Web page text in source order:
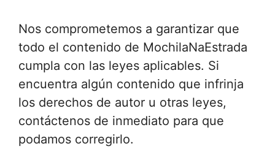
Nos comprometemos a garantizar que
todo el contenido de MochilaNaEstrada
cumpla con las leyes aplicables. Si
encuentra algún contenido que infrinja
los derechos de autor u otras leyes,
contáctenos de inmediato para que
podamos corregirlo.